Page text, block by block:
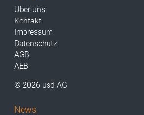
Über uns
Kontakt
Impressum
Datenschutz
AGB
AEB
© 2026 usd AG
News